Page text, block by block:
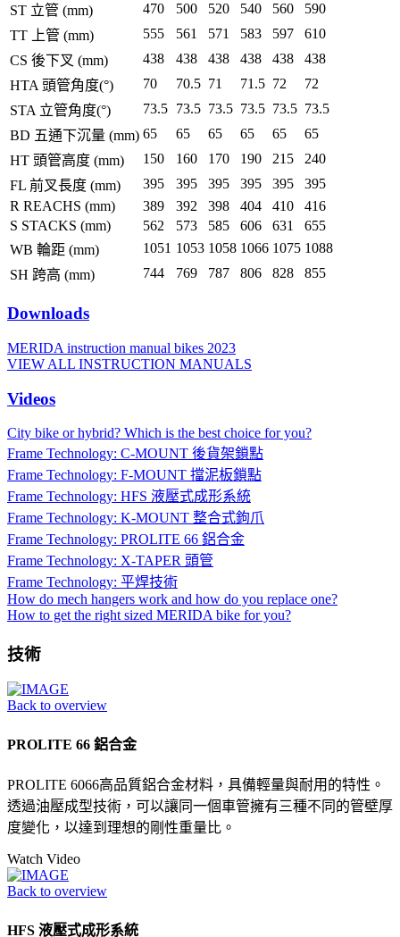
ST 立管 (mm)
470 500 520 540 560
590
TT 上管 (mm)
555 561 571 583 597
610
CS 後下叉 (mm)
438 438 438 438 438
438
HTA 頭管角度(°)
70 70.5 71 71.5 72
72
STA 立管角度(°)
73.5 73.5 73.5 73.5 73.5 73.5
BD 五通下沉量 (mm) 65 65 65 65 65
65
HT 頭管高度 (mm)
150 160 170 190 215
240
FL 前叉長度 (mm)
395 395 395 395 395
395
R REACHS (mm)
389 392 398 404 410
416
S STACKS (mm)
562 573 585 606 631
655
WB 輪距 (mm)
1051 1053 1058 1066 1075 1088
SH 跨高 (mm)
744 769 787 806 828 855
Downloads
MERIDA instruction manual bikes 2023
VIEW ALL INSTRUCTION MANUALS
Videos
City bike or hybrid? Which is the best choice for you?
Frame Technology: C-MOUNT 後貨架鎖點
Frame Technology: F-MOUNT 擋泥板鎖點
Frame Technology: HFS 液壓式成形系統
Frame Technology: K-MOUNT 整合式鉤爪
Frame Technology: PROLITE 66 鋁合金
Frame Technology: X-TAPER 頭管
Frame Technology: 平焊技術
How do mech hangers work and how do you replace one?
How to get the right sized MERIDA bike for you?
技術
Back to overview
PROLITE 66 鋁合金
PROLITE 6066高品質鋁合金材料，具備輕量與耐用的特性。
透過油壓成型技術，可以讓同一個車管擁有三種不同的管壁厚
度變化，以達到理想的剛性重量比。
Watch Video
Back to overview
HFS 液壓式成形系統